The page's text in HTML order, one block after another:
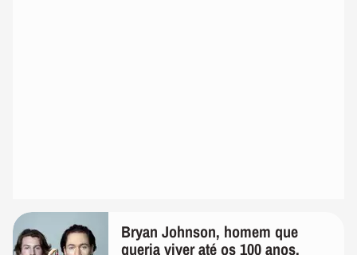
Bryan Johnson, homem que
queria viver até os 100 anos,